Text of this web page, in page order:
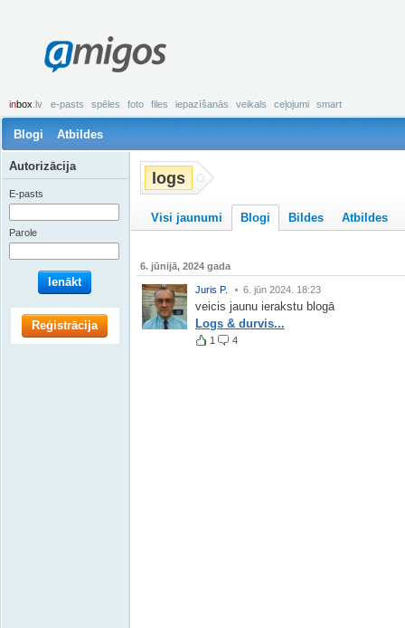
amigos
inbox .lv e-pasts spēles foto files iepazīšanās veikals ceļojumi smart
Blogi Atbildes
logs
Visi jaunumi Blogi Bildes Atbildes
6. jūnijā, 2024 gada
Juris P. 6. jūn 2024. 18:23
veicis jaunu ierakstu blogā
Logs & durvis...
1 4
Autorizācija
E-pasts
Parole
Ienākt
Reģistrācija